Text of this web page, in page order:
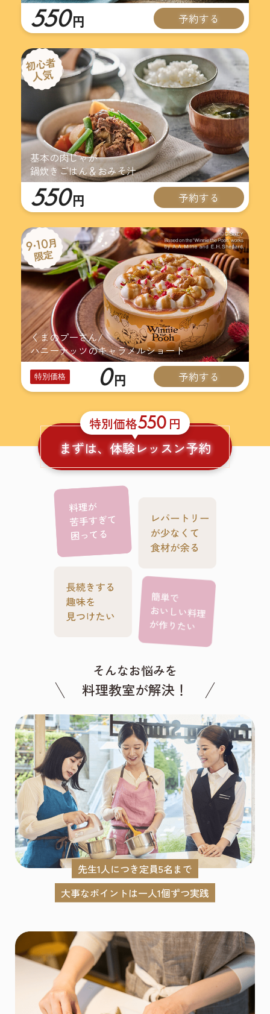
550 円 予約する
基本の肉じゃが
鍋炊きごはん＆おみそ汁
550 円 予約する
くまのプーさん/
ハニーナッツのキャラメルショート
特別価格 0円 予約する
特別価格550 円
まずは、体験レッスン予約
そんなお悩みを
料理教室が解決！
先生1人につき定員5名まで
大事なポイントは一人1個ずつ実践